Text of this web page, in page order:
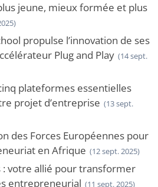
jeune, mieux formée et plus
propulse l’innovation de ses
Plug and Play (14 sept.
plateformes essentielles
projet d’entreprise (13 sept.
des Forces Européennes pour
en Afrique (12 sept. 2025)
: votre allié pour transformer
entrepreneurial (11 sept. 2025)